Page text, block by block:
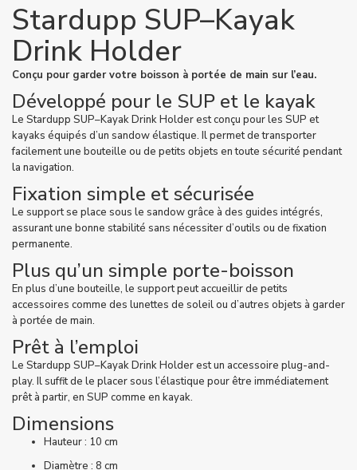
Stardupp SUP–Kayak
Drink Holder
Conçu pour garder votre boisson à portée de main sur l’eau.
Développé pour le SUP et le kayak
Le Stardupp SUP–Kayak Drink Holder est conçu pour les SUP et
kayaks équipés d’un sandow élastique. Il permet de transporter
facilement une bouteille ou de petits objets en toute sécurité pendant
la navigation.
Fixation simple et sécurisée
Le support se place sous le sandow grâce à des guides intégrés,
assurant une bonne stabilité sans nécessiter d’outils ou de fixation
permanente.
Plus qu’un simple porte-boisson
En plus d’une bouteille, le support peut accueillir de petits
accessoires comme des lunettes de soleil ou d’autres objets à garder
à portée de main.
Prêt à l’emploi
Le Stardupp SUP–Kayak Drink Holder est un accessoire plug-and-
play. Il suffit de le placer sous l’élastique pour être immédiatement
prêt à partir, en SUP comme en kayak.
Dimensions
Hauteur : 10 cm
Diamètre : 8 cm